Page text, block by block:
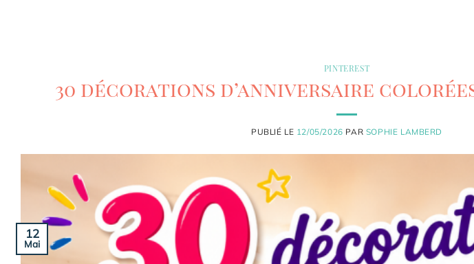
PINTEREST
30 décorations d’anniversaire
PUBLIÉ LE 12/05/2026 PAR SOPHIE LAMBERD
12
Mai